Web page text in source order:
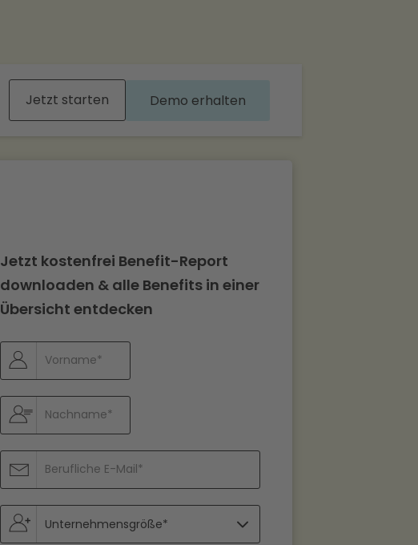
Jetzt starten Demo erhalten
Jetzt kostenfrei Benefit-Report
downloaden & alle Benefits in einer
Übersicht entdecken